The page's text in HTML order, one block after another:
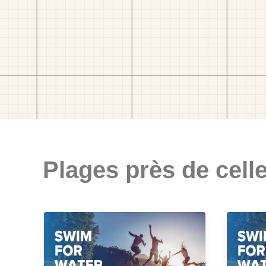
Plages près de